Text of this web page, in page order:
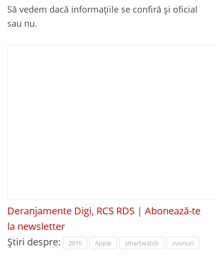
Să vedem dacă informațiile se confiră și oficial
sau nu.
Deranjamente Digi, RCS RDS | Abonează-te
la newsletter
Știri despre:
2016 Apple smartwatch zvonuri